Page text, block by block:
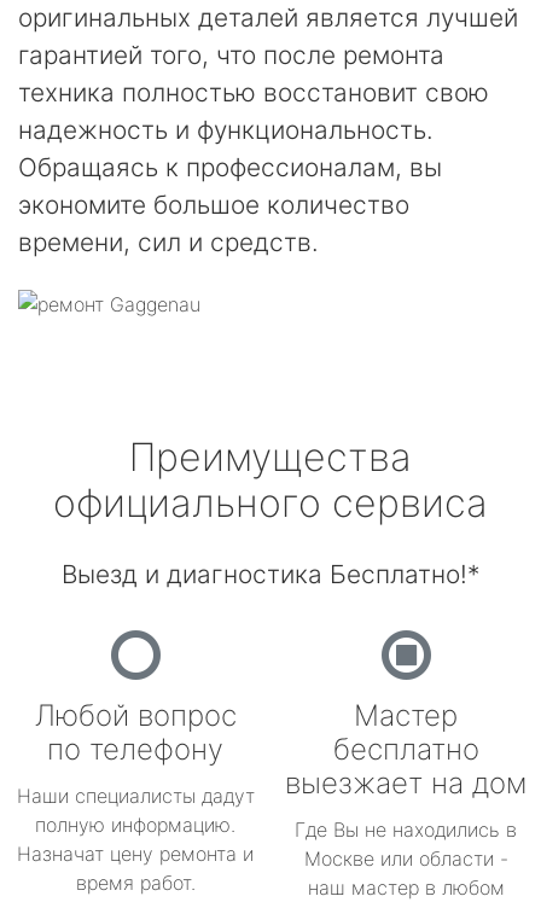
оригинальных деталей является лучшей
гарантией того, что после ремонта
техника полностью восстановит свою
надежность и функциональность.
Обращаясь к профессионалам, вы
экономите большое количество
времени, сил и средств.
Преимущества
официального сервиса
Выезд и диагностика Бесплатно!*
Любой вопрос
по телефону
Наши специалисты дадут
полную информацию.
Назначат цену ремонта и
время работ.
Мастер
бесплатно
выезжает на дом
Где Вы не находились в
Москве или области -
наш мастер в любом